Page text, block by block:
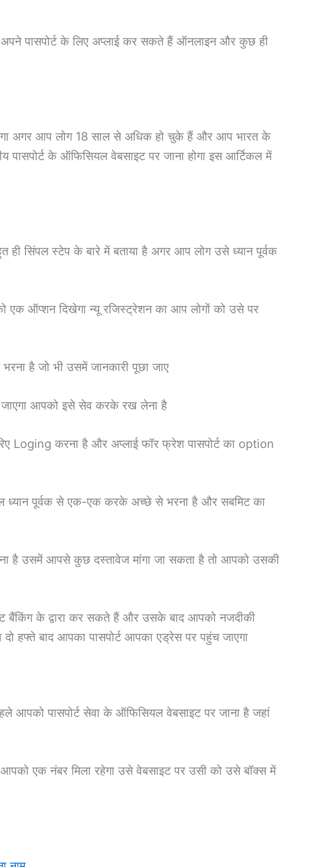
पासपोर्ट के लिए अप्लाई कर सकते हैं ऑनलाइन और कुछ ही
अगर आप लोग 18 साल से अधिक हो चुके हैं और आप भारत के
पासपोर्ट के ऑफिसियल वेबसाइट पर जाना होगा इस आर्टिकल में
सिंपल स्टेप के बारे में बताया है अगर आप लोग उसे ध्यान पूर्वक
ऑप्शन दिखेगा न्यू रजिस्ट्रेशन का आप लोगों को उसे पर
है जो भी उसमें जानकारी पूछा जाए
आपको इसे सेव करके रख लेना है
करना है और अप्लाई फॉर फ्रेश पासपोर्ट का option
ध्यान पूर्वक से एक-एक करके अच्छे से भरना है और सबमिट का
है उसमें आपसे कुछ दस्तावेज मांगा जा सकता है तो आपको उसकी
बैंकिंग के द्वारा कर सकते हैं और उसके बाद आपको नजदीकी
हफ्ते बाद आपका पासपोर्ट आपका एड्रेस पर पहुंच जाएगा
आपको पासपोर्ट सेवा के ऑफिसियल वेबसाइट पर जाना है जहां
एक नंबर मिला रहेगा उसे वेबसाइट पर उसी को उसे बॉक्स में